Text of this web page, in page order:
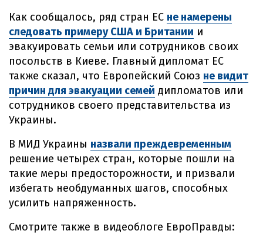
Как сообщалось, ряд стран ЕС не намерены
следовать примеру США и Британии и
эвакуировать семьи или сотрудников своих
посольств в Киеве. Главный дипломат ЕС
также сказал, что Европейский Союз не видит
причин для эвакуации семей дипломатов или
сотрудников своего представительства из
Украины.
В МИД Украины назвали преждевременным
решение четырех стран, которые пошли на
такие меры предосторожности, и призвали
избегать необдуманных шагов, способных
усилить напряженность.
Смотрите также в видеоблоге ЕвроПравды: